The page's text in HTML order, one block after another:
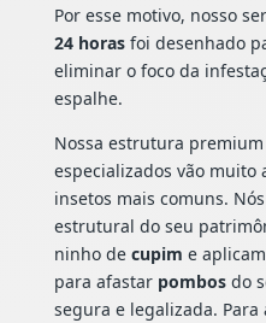
Por esse motivo, nosso
24 horasfoi desenhado
eliminar o foco da
espalhe.
Nossa estrutura premium
especializados vão muito
insetos mais comuns.
estrutural do seu
ninho de cupim e
para afastar pombosdo
segura e legalizada.